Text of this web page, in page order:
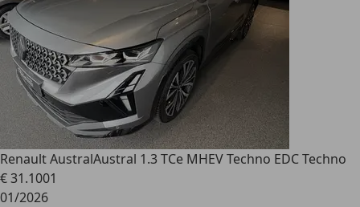
Renault AustralAustral 1.3 TCe MHEV Techno EDC Techno
€ 31.1001
01/2026